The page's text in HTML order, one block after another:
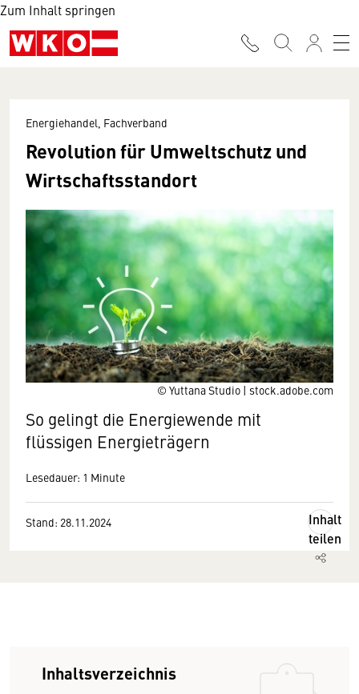
Zum Inhalt springen
© Yuttana Studio | stock.adobe.com
Energiehandel, Fachverband
Revolution für Umweltschutz und
Wirtschaftsstandort
So gelingt die Energiewende mit
flüssigen Energieträgern
Lesedauer: 1 Minute
Stand: 28.11.2024
Inhalt
teilen
Inhaltsverzeichnis